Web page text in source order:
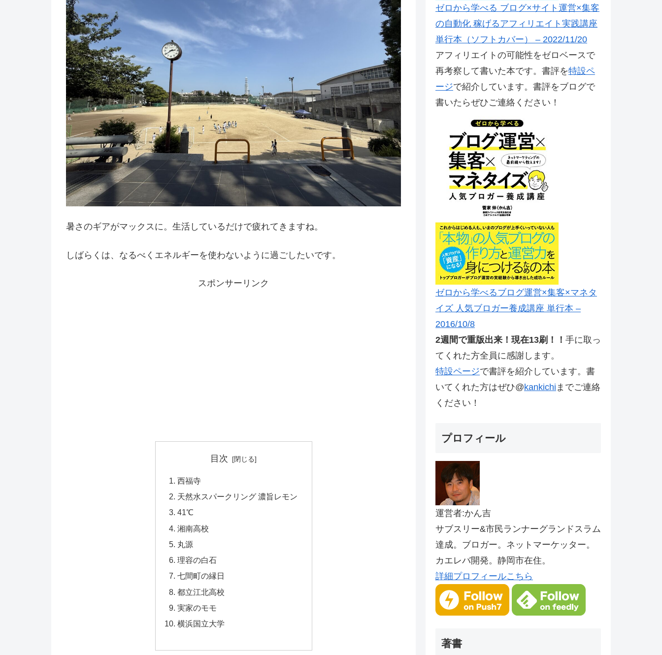
暑さのギアがマックスに。生活しているだけで疲れてきますね。
しばらくは、なるべくエネルギーを使わないように過ごしたいです。
スポンサーリンク
目次
西福寺
天然水スパークリング 濃旨レモン
41℃
湘南高校
丸源
理容の白石
七間町の縁日
都立江北高校
実家のモモ
横浜国立大学
ゼロから学べる ブログ×サイト運営×集客
の自動化 稼げるアフィリエイト実践講座
単行本（ソフトカバー） – 2022/11/20
アフィリエイトの可能性をゼロベースで
再考察して書いた本です。書評を特設ペ
ージで紹介しています。書評をブログで
書いたらぜひご連絡ください！
ゼロから学べるブログ運営×集客×マネタ
イズ 人気ブロガー養成講座 単行本 –
2016/10/8
2週間で重版出来！現在13刷！！ 手に取っ
てくれた方全員に感謝します。
特設ページで書評を紹介しています。書
いてくれた方はぜひ@kankichi までご連絡
ください！
プロフィール
運営者:かん吉
サブスリー&市民ランナーグランドスラム
達成。ブロガー。ネットマーケッター。
カエレバ開発。静岡市在住。
詳細プロフィールこちら
著書